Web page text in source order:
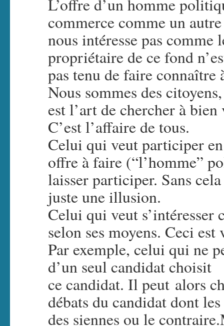
L’offre d’un homme
commerce comme un
nous intéresse pas
propriétaire de ce fond
pas tenu de faire
Nous sommes des
est l’art de chercher à
C’est l’affaire de tous.
Celui qui veut participer
offre à faire (“l’homme”
laisser participer. Sans
juste une illusion.
Celui qui veut
selon ses moyens. Ceci
Par exemple, celui qui ne
d’un seul candidat choisit
ce candidat. Il peut alors
débats du candidat dont
des siennes ou le